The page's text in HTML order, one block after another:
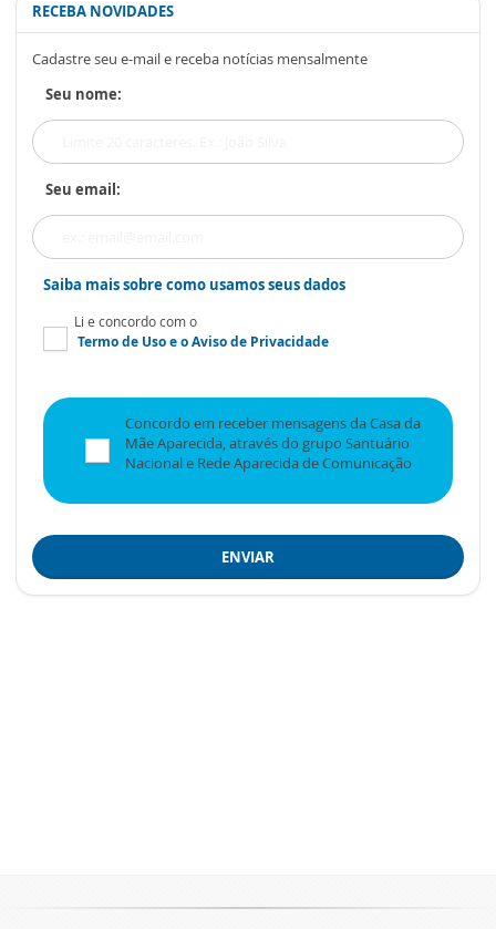
RECEBA NOVIDADES
Cadastre seu e-mail e receba notícias mensalmente
Seu nome:
Seu email:
Saiba mais sobre como usamos seus dados
Li e concordo com o
Termo de Usoe oAviso de Privacidade
Concordo em receber mensagens da Casa da
Mãe Aparecida, através do grupo Santuário
Nacional e Rede Aparecida de Comunicação
ENVIAR